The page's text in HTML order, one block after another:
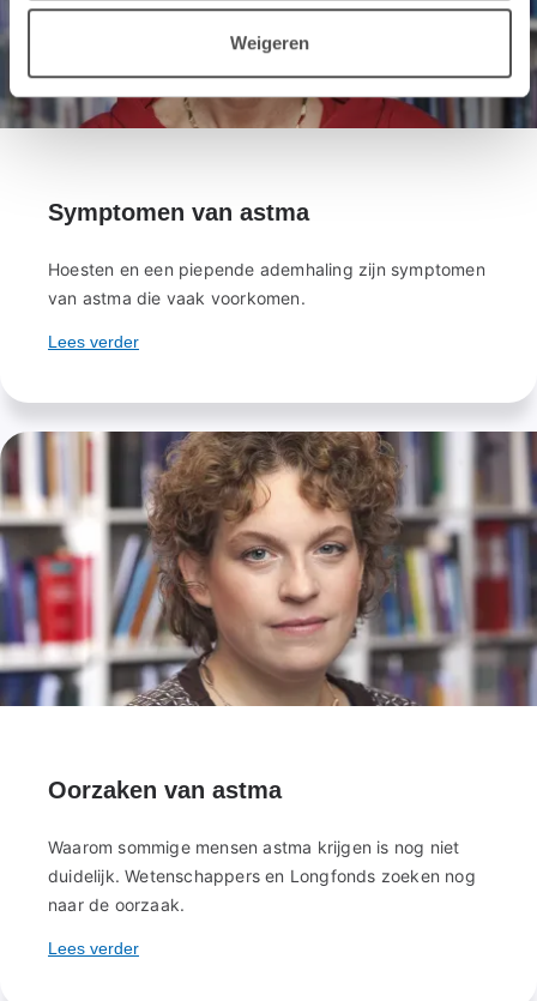
Weigeren
Symptomen van astma
Hoesten en een piepende ademhaling zijn symptomen
van astma die vaak voorkomen.
Lees verder
Oorzaken van astma
Waarom sommige mensen astma krijgen is nog niet
duidelijk. Wetenschappers en Longfonds zoeken nog
naar de oorzaak.
Lees verder